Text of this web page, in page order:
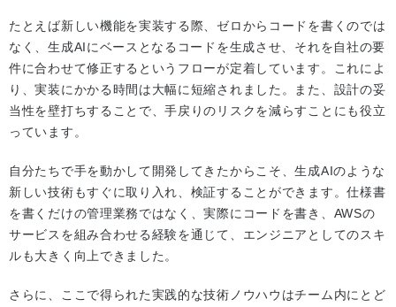
たとえば新しい機能を実装する際、ゼロからコードを書くのでは
なく、生成AIにベースとなるコードを生成させ、それを自社の要
件に合わせて修正するというフローが定着しています。これによ
り、実装にかかる時間は大幅に短縮されました。また、設計の妥
当性を壁打ちすることで、手戻りのリスクを減らすことにも役立
っています。
自分たちで手を動かして開発してきたからこそ、生成AIのような
新しい技術もすぐに取り入れ、検証することができます。仕様書
を書くだけの管理業務ではなく、実際にコードを書き、AWSの
サービスを組み合わせる経験を通じて、エンジニアとしてのスキ
ルも大きく向上できました。
さらに、ここで得られた実践的な技術ノウハウはチーム内にとど